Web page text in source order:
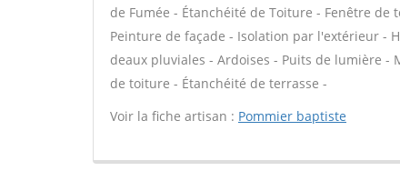
de Fumée - Étanchéité de Toiture - Fenêtre de
Peinture de façade - Isolation par l'extérieur -
deaux pluviales - Ardoises - Puits de lumière
de toiture - Étanchéité de terrasse -
Voir la fiche artisan : Pommier baptiste